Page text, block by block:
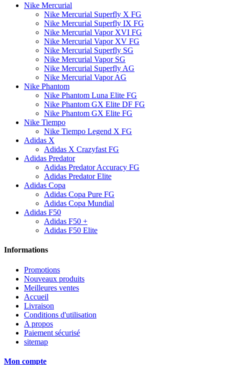
Nike Mercurial
Nike Mercurial Superfly X FG
Nike Mercurial Superfly IX FG
Nike Mercurial Vapor XVI FG
Nike Mercurial Vapor XV FG
Nike Mercurial Superfly SG
Nike Mercurial Vapor SG
Nike Mercurial Superfly AG
Nike Mercurial Vapor AG
Nike Phantom
Nike Phantom Luna Elite FG
Nike Phantom GX Elite DF FG
Nike Phantom GX Elite FG
Nike Tiempo
Nike Tiempo Legend X FG
Adidas X
Adidas X Crazyfast FG
Adidas Predator
Adidas Predator Accuracy FG
Adidas Predator Elite
Adidas Copa
Adidas Copa Pure FG
Adidas Copa Mundial
Adidas F50
Adidas F50 +
Adidas F50 Elite
Informations
Promotions
Nouveaux produits
Meilleures ventes
Accueil
Livraison
Conditions d'utilisation
A propos
Paiement sécurisé
sitemap
Mon compte